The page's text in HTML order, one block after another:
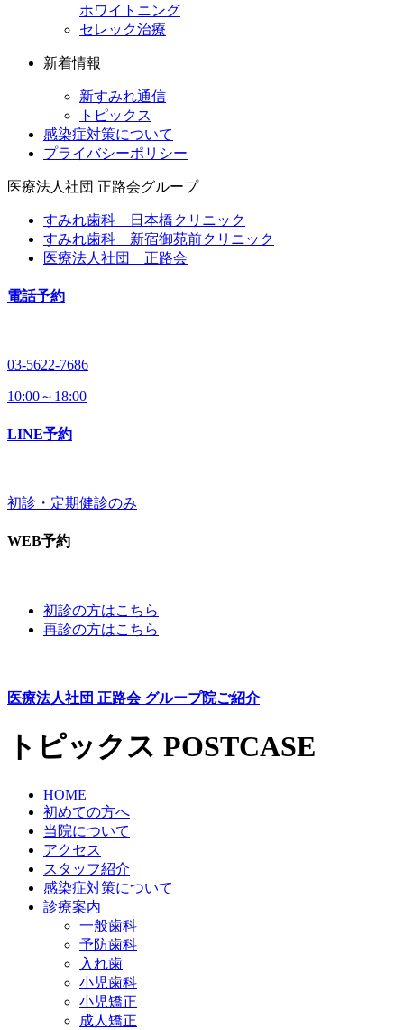
ホワイトニング
セレック治療
新着情報
新すみれ通信
トピックス
感染症対策について
プライバシーポリシー
医療法人社団 正路会グループ
すみれ歯科 日本橋クリニック
すみれ歯科 新宿御苑前クリニック
医療法人社団 正路会
電話予約
03-5622-7686
10:00～18:00
LINE予約
初診・定期健診のみ
WEB予約
初診の方はこちら
再診の方はこちら
医療法人社団 正路会 グループ院ご紹介
トピックス POSTCASE
HOME
初めての方へ
当院について
アクセス
スタッフ紹介
感染症対策について
診療案内
一般歯科
予防歯科
入れ歯
小児歯科
小児矯正
成人矯正